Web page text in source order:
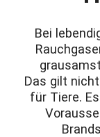
Bei
Das gilt
für Tiere.